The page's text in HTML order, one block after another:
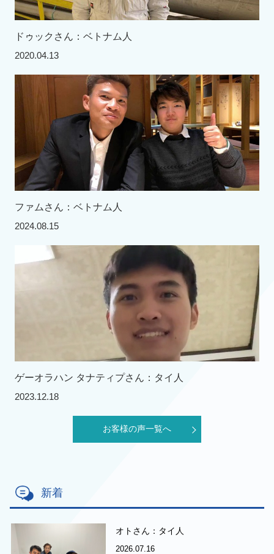
お客様の声一覧へ
ドゥックさん：ベトナム人
2020.04.13
ファムさん：ベトナム人
2024.08.15
ゲーオラハン タナティプさん：タイ人
2023.12.18
新着
オトさん：タイ人
2026.07.16